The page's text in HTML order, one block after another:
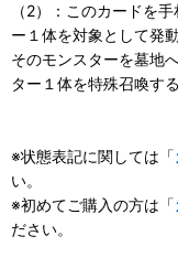
（2）：このカードを
ー１体を対象として発動
そのモンスターを墓地
ター１体を特殊召喚する
※状態表記に関しては「
い。
※初めてご購入の方は「
ださい。